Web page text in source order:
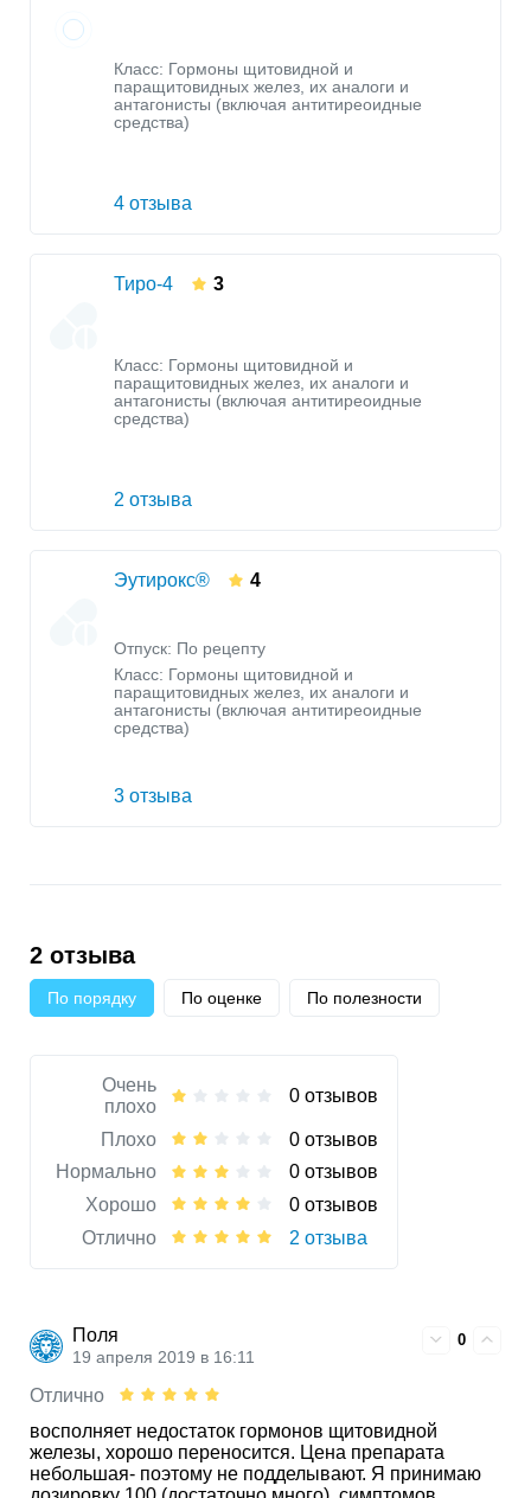
Класс: Гормоны щитовидной и
паращитовидных желез, их аналоги и
антагонисты (включая антитиреоидные
средства)
4 отзыва
Тиро-4 3
Класс: Гормоны щитовидной и
паращитовидных желез, их аналоги и
антагонисты (включая антитиреоидные
средства)
2 отзыва
Эутирокс® 4
Отпуск: По рецепту
Класс: Гормоны щитовидной и
паращитовидных желез, их аналоги и
антагонисты (включая антитиреоидные
средства)
3 отзыва
2 отзыва
По порядку По оценке По полезности
Очень
плохо
0 отзывов
Плохо
0 отзывов
Нормально
0 отзывов
Хорошо
0 отзывов
Отлично
2 отзыва
Поля
19 апреля 2019 в 16:11
0
Отлично
восполняет недостаток гормонов щитовидной
железы, хорошо переносится. Цена препарата
небольшая- поэтому не подделывают. Я принимаю